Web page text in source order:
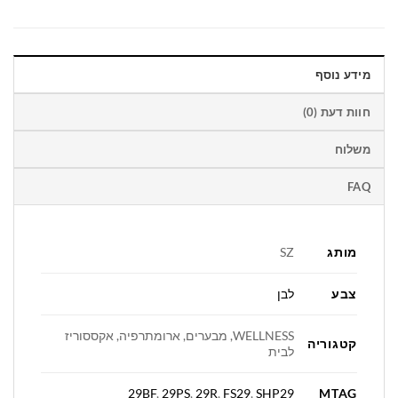
מידע נוסף
חוות דעת (0)
משלוח
FAQ
מותג SZ
צבע לבן
קטגוריה
WELLNESS, מבערים, ארומתרפיה, אקססוריז
לבית
MTAG
29BF, 29PS, 29R, FS29, SHP29